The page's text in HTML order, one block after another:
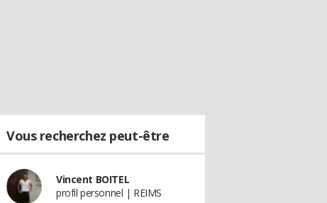
Vous recherchez peut-être
Vincent BOITEL
profil personnel | REIMS